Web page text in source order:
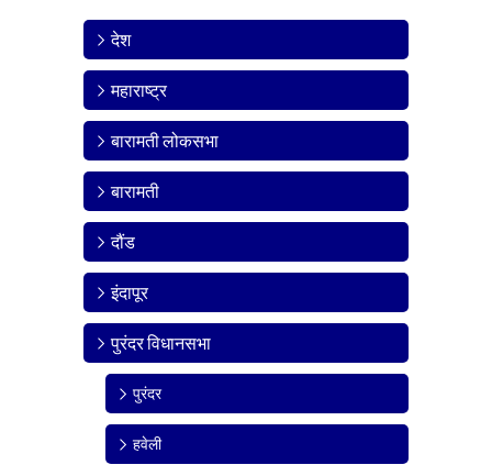
देश
महाराष्ट्र
बारामती लोकसभा
बारामती
दौंड
इंदापूर
पुरंदर विधानसभा
पुरंदर
हवेली